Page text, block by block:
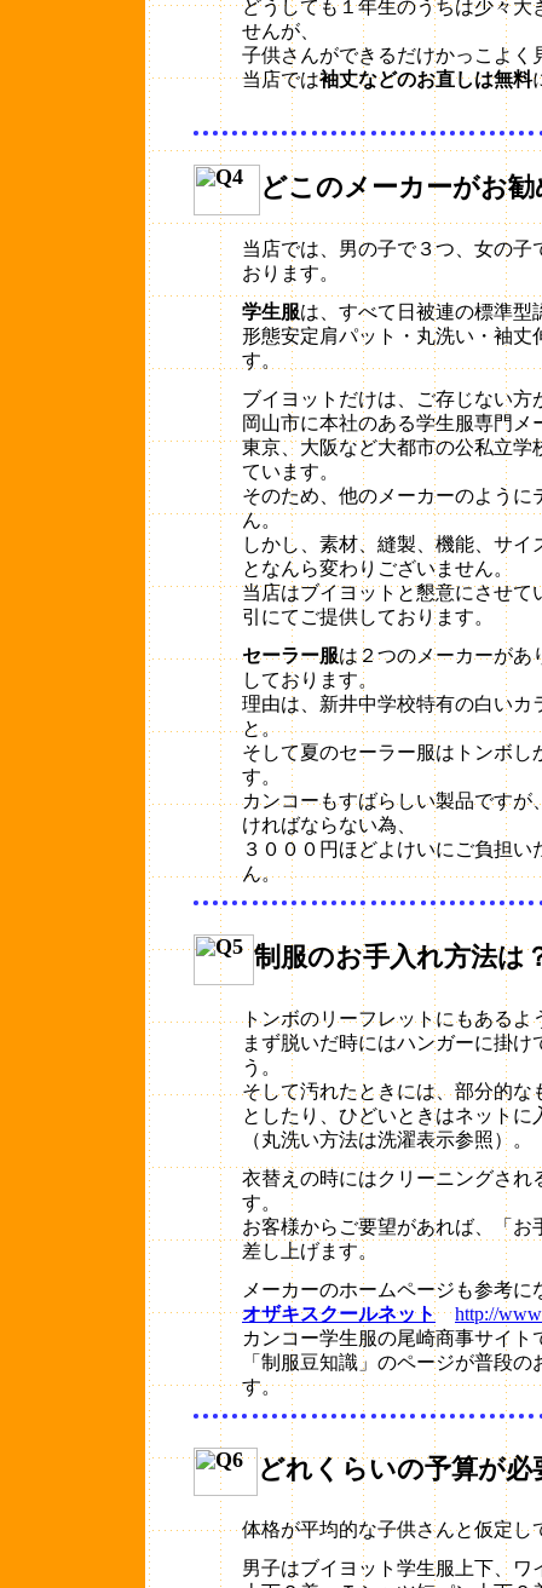
どうしても１年生のうちは少々大
せんが、
子供さんができるだけかっこよく
当店では袖丈などのお直しは無料
どこのメーカーがお勧
当店では、男の子で３つ、女の子
おります。
学生服は、すべて日被連の標準型
形態安定肩パット・丸洗い・袖丈
す。
ブイヨットだけは、ご存じない方
岡山市に本社のある学生服専門メ
東京、大阪など大都市の公私立学
ています。
そのため、他のメーカーのように
ん。
しかし、素材、縫製、機能、サ
となんら変わりございません。
当店はブイヨットと懇意にさせて
引にてご提供しております。
セーラー服は２つのメーカーがあ
しております。
理由は、新井中学校特有の白いカ
と。
そして夏のセーラー服はトンボし
す。
カンコーもすばらしい製品ですが
ければならない為、
３０００円ほどよけいにご負担
ん。
制服のお手入れ方法は
トンボのリーフレットにもあるよ
まず脱いだ時にはハンガーに掛
う。
そして汚れたときには、部分的な
としたり、ひどいときはネット
（丸洗い方法は洗濯表示参照）。
衣替えの時にはクリーニングされ
す。
お客様からご要望があれば、「お
差し上げます。
メーカーのホームページも参考に
オザキスクールネット
http://
カンコー学生服の尾崎商事サイト
「制服豆知識」のページが普段
す。
どれくらいの予算が必
体格が平均的な子供さんと仮定し
男子はブイヨット学生服上下、ワ